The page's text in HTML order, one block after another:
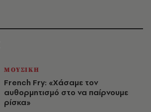
ΜΟΥΣΙΚΗ
French Fry: «Χάσαμε τον
αυθορμητισμό στο να παίρνουμε
ρίσκα»